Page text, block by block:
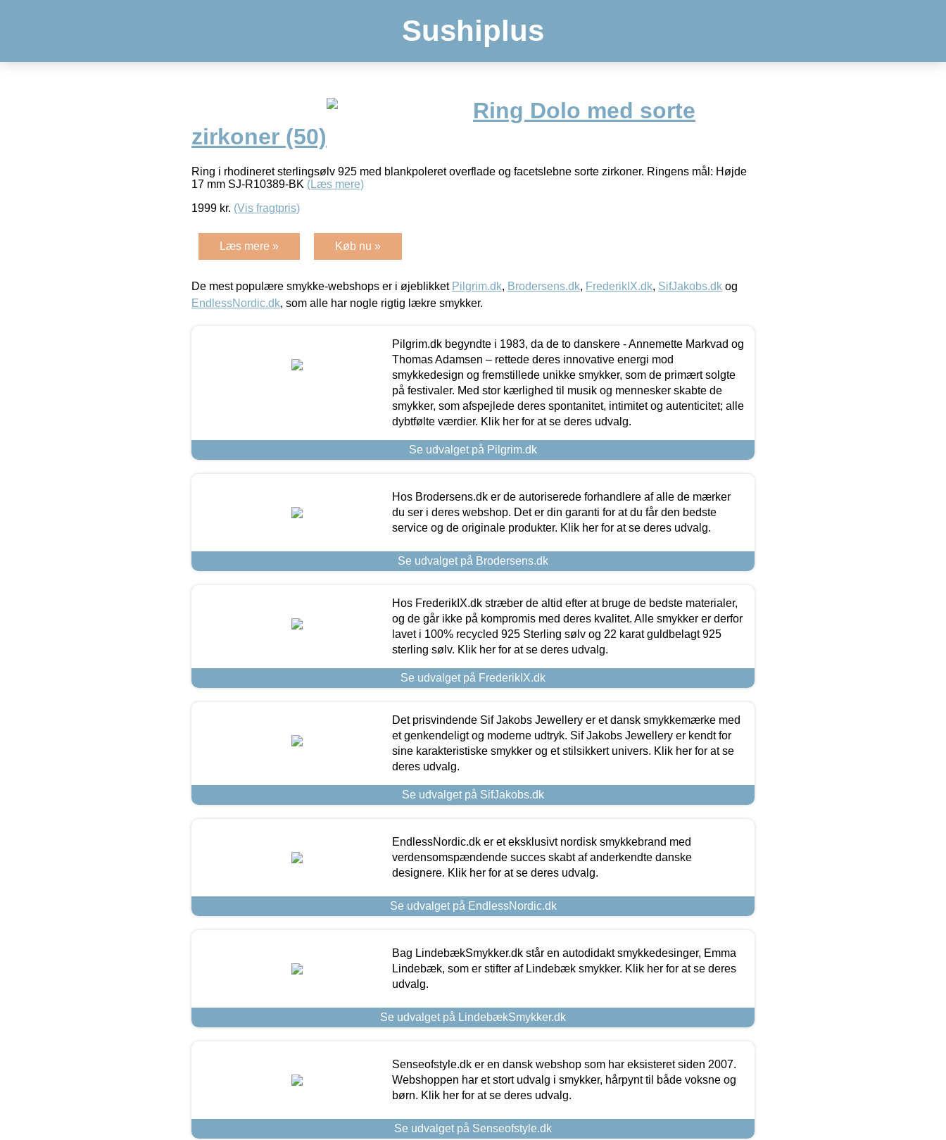
Sushiplus
Ring Dolo med sorte
zirkoner (50)
Ring i rhodineret sterlingsølv 925 med blankpoleret overflade og facetslebne sorte zirkoner. Ringens mål: Højde
17 mm SJ-R10389-BK (Læs mere)
1999 kr. (Vis fragtpris)
Læs mere » Køb nu »
De mest populære smykke-webshops er i øjeblikket Pilgrim.dk, Brodersens.dk, FrederikIX.dk, SifJakobs.dk og
EndlessNordic.dk, som alle har nogle rigtig lækre smykker.
Pilgrim.dk begyndte i 1983, da de to danskere - Annemette Markvad og
Thomas Adamsen – rettede deres innovative energi mod
smykkedesign og fremstillede unikke smykker, som de primært solgte
på festivaler. Med stor kærlighed til musik og mennesker skabte de
smykker, som afspejlede deres spontanitet, intimitet og autenticitet; alle
dybtfølte værdier. Klik her for at se deres udvalg.
Se udvalget på Pilgrim.dk
Hos Brodersens.dk er de autoriserede forhandlere af alle de mærker
du ser i deres webshop. Det er din garanti for at du får den bedste
service og de originale produkter. Klik her for at se deres udvalg.
Se udvalget på Brodersens.dk
Hos FrederikIX.dk stræber de altid efter at bruge de bedste materialer,
og de går ikke på kompromis med deres kvalitet. Alle smykker er derfor
lavet i 100% recycled 925 Sterling sølv og 22 karat guldbelagt 925
sterling sølv. Klik her for at se deres udvalg.
Se udvalget på FrederikIX.dk
Det prisvindende Sif Jakobs Jewellery er et dansk smykkemærke med
et genkendeligt og moderne udtryk. Sif Jakobs Jewellery er kendt for
sine karakteristiske smykker og et stilsikkert univers. Klik her for at se
deres udvalg.
Se udvalget på SifJakobs.dk
EndlessNordic.dk er et eksklusivt nordisk smykkebrand med
verdensomspændende succes skabt af anderkendte danske
designere. Klik her for at se deres udvalg.
Se udvalget på EndlessNordic.dk
Bag LindebækSmykker.dk står en autodidakt smykkedesinger, Emma
Lindebæk, som er stifter af Lindebæk smykker. Klik her for at se deres
udvalg.
Se udvalget på LindebækSmykker.dk
Senseofstyle.dk er en dansk webshop som har eksisteret siden 2007.
Webshoppen har et stort udvalg i smykker, hårpynt til både voksne og
børn. Klik her for at se deres udvalg.
Se udvalget på Senseofstyle.dk